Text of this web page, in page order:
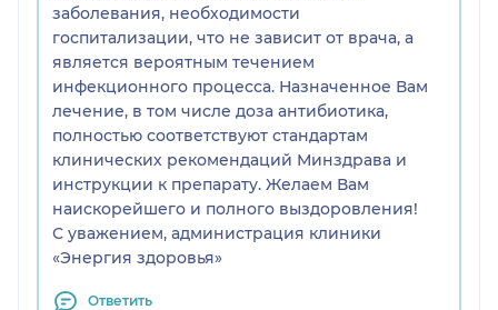
заболевания, необходимости
госпитализации, что не зависит от врача, а
является вероятным течением
инфекционного процесса. Назначенное Вам
лечение, в том числе доза антибиотика,
полностью соответствуют стандартам
клинических рекомендаций Минздрава и
инструкции к препарату. Желаем Вам
наискорейшего и полного выздоровления!
С уважением, администрация клиники
«Энергия здоровья»
Ответить